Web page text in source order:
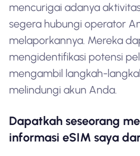
mencurigai adanya
segera hubungi operator
melaporkannya. Mereka
mengidentifikasi potensi
mengambil langkah-
melindungi akun Anda.
Dapatkah seseorang
informasi eSIM saya